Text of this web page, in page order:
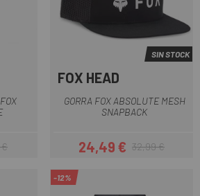
€
SIN STOCK
FOX HEAD
GORRA FOX ABSOLUTE MESH
SNAPBACK
Precio
24,49 €Precio regular
32,99 €
-12%